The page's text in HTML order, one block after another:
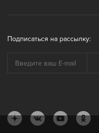
Подписаться на рассылку: